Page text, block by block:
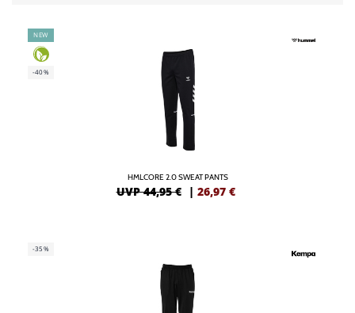
NEW
-40%
HMLCORE 2.0 SWEAT PANTS
UVP 44,95 € | 26,97 €
-35%